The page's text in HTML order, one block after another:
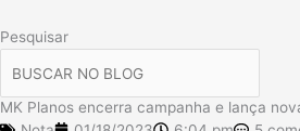
Pesquisar
MK Planos encerra campanha e lança